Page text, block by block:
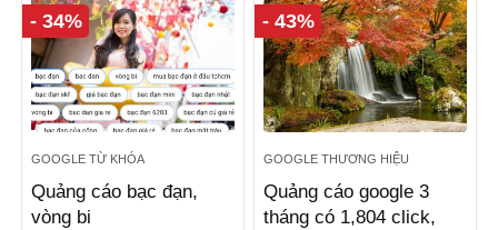
- 34%
GOOGLE TỪ KHÓA
Quảng cáo bạc đạn,
vòng bi
- 43%
GOOGLE THƯƠNG HIỆU
Quảng cáo google 3
tháng có 1,804 click,